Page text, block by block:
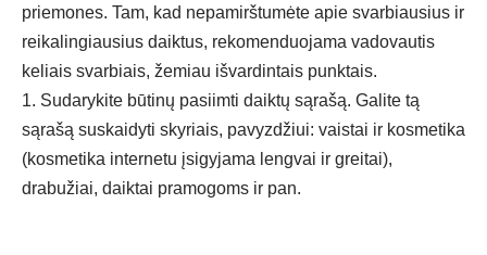
priemones. Tam, kad nepamirštumėte apie svarbiausius ir
reikalingiausius daiktus, rekomenduojama vadovautis
keliais svarbiais, žemiau išvardintais punktais.
1. Sudarykite būtinų pasiimti daiktų sąrašą. Galite tą
sąrašą suskaidyti skyriais, pavyzdžiui: vaistai ir kosmetika
(kosmetika internetu įsigyjama lengvai ir greitai),
drabužiai, daiktai pramogoms ir pan.